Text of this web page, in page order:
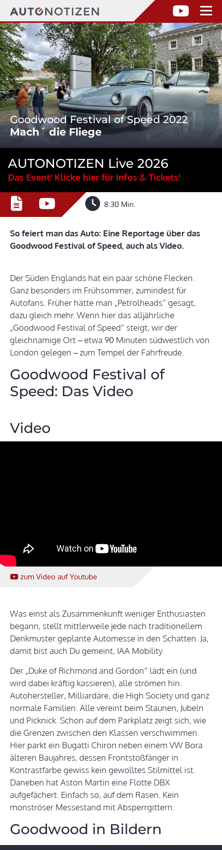
Goodwood Festival of Speed 2022
Mach´ die Fliege
AUTONOTIZEN Live 2026
Das Event! Klicke hier für Infos & Tickets!
8:30 Min.
So feiert man das Auto: Eine Reportage über das
Goodwood Festival of Speed, auch als Video.
Der Süden Englands hat ein paar schöne Flecken.
Ganz besonders im Frühsommer, zumindest für
Autofans. Früher hätte man „Petrolheads“ gesagt,
dazu gleich mehr. Wenn hier das alljährliche
„Goodwood Festival of Speed“ steigt, wir der
gleichnamige Ort – etwa 90 Minuten südwestlich von
London gelegen – zum Tempel der Fahrfreude.
Goodwood Festival of
Speed: Das Video
Video
zum Video auf Youtube
Was einst als Zusammenkunft weniger Enthusiasten
begann, stellt mittlerweile jede nach traditionellem
Denkmuster geplante Automesse in den Schatten. Ja,
damit bist auch Du gemeint, IAA Mobility.
Der „Duke of Richmond and Gordon“ lädt ein (und
wird dabei kräftig kassieren), alle strömen hin.
Autohersteller, Milliardäre, die High Society und ganz
normale Familien. Alle vereint beim Staunen, Jubeln
und Picknick. Schon auf dem Parkplatz zeigt sich, wie
die Grenzen zwischen den Klassen verschwimmen.
Hier parkt ein Bugatti Chiron neben einem VW Bora
älteren Baujahres, dessen Frontstoßfänger in
Kontrastfarbe gewiss kein gewolltes Stilmittel ist.
Daneben hat Aston Martin eine Flotte DBX
aufgefächert. Einfach so, auf dem Rasen. Kein
monströser Messestand mit Absperrgittern.
Goodwood in Bildern